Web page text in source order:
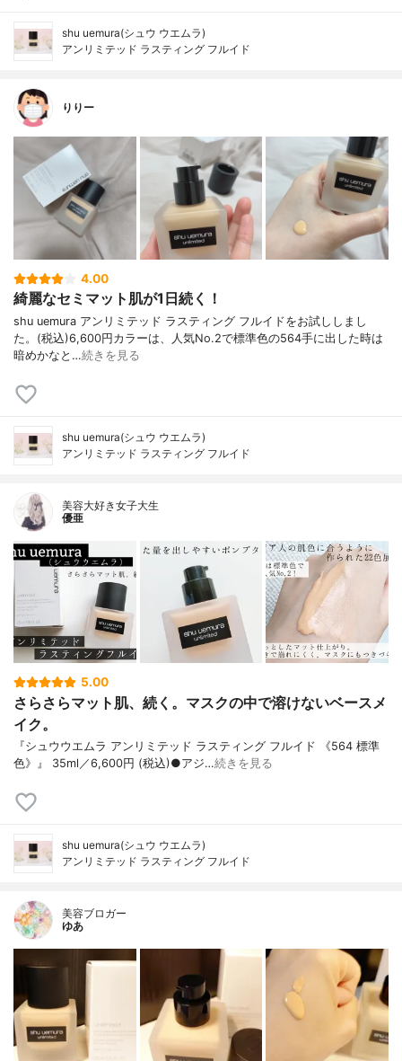
shu uemura(シュウ ウエムラ)
アンリミテッド ラスティング フルイド
りりー
4.00
綺麗なセミマット肌が1日続く！
shu uemura アンリミテッド ラスティング フルイドをお試ししまし
た。(税込)6,600円カラーは、人気No.2で標準色の564手に出した時は
暗めかなと…続きを見る
shu uemura(シュウ ウエムラ)
アンリミテッド ラスティング フルイド
美容大好き女子大生
優亜
5.00
さらさらマット肌、続く。マスクの中で溶けないベースメ
イク。
『シュウウエムラ アンリミテッド ラスティング フルイド 《564 標準
色》』 35ml／6,600円 (税込)●アジ…続きを見る
shu uemura(シュウ ウエムラ)
アンリミテッド ラスティング フルイド
美容ブロガー
ゆあ